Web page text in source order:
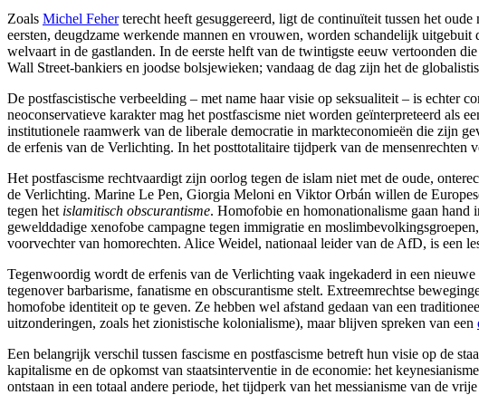
Zoals Michel Feherterecht heeft gesuggereerd, ligt de continuïteit tussen het
eersten, deugdzame werkende mannen en vrouwen, worden schandelijk
welvaart in de gastlanden. In de eerste helft van de twintigste eeuw vertoonden die
Wall Street-bankiers en joodse bolsjewieken; vandaag de dag zijn het de
De postfascistische verbeelding – met name haar visie op seksualiteit – is echter
neoconservatieve karakter mag het postfascisme niet worden geïnterpreteerd als
institutionele raamwerk van de liberale democratie in markteconomieën die zijn
de erfenis van de Verlichting. In het posttotalitaire tijdperk van de mensenrechten
Het postfascisme rechtvaardigt zijn oorlog tegen de islam niet met de oude,
de Verlichting. Marine Le Pen, Giorgia Meloni en Viktor Orbán willen de
tegen het islamitisch obscurantisme. Homofobie en homonationalisme gaan hand
gewelddadige xenofobe campagne tegen immigratie en
voorvechter van homorechten. Alice Weidel, nationaal leider van de AfD, is een
Tegenwoordig wordt de erfenis van de Verlichting vaak ingekaderd in een
tegenover barbarisme, fanatisme en obscurantisme stelt. Extreemrechtse
homofobe identiteit op te geven. Ze hebben wel afstand gedaan van een
uitzonderingen, zoals het zionistische kolonialisme), maar blijven spreken van een
Een belangrijk verschil tussen fascisme en postfascisme betreft hun visie op de
kapitalisme en de opkomst van staatsinterventie in de economie: het
ontstaan in een totaal andere periode, het tijdperk van het messianisme van de